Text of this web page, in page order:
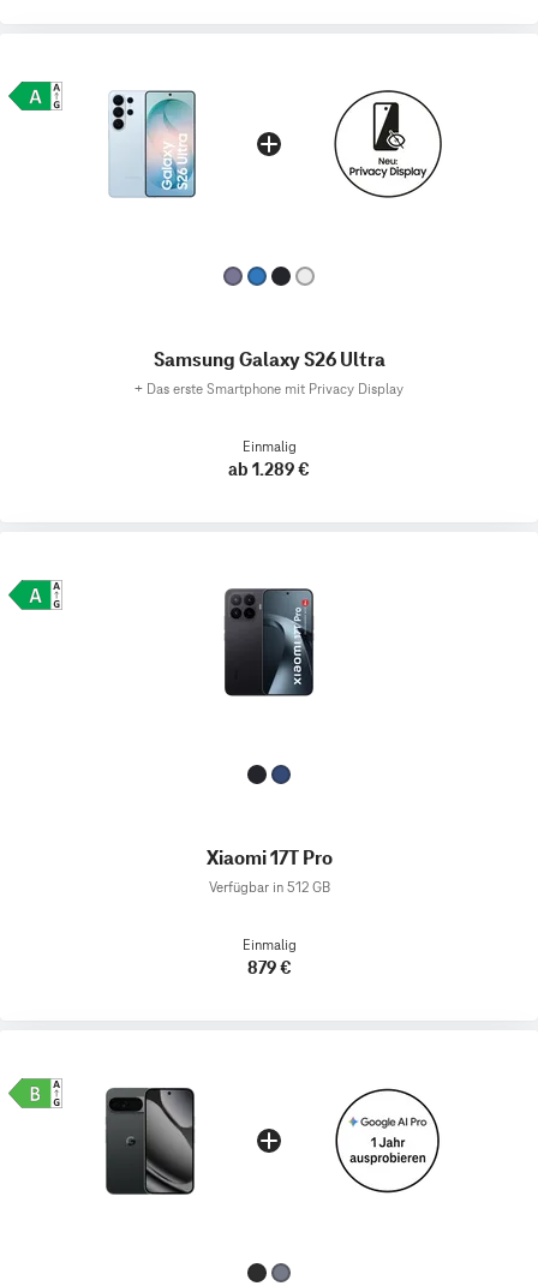
Samsung Galaxy S26 Ultra
+ Das erste Smartphone mit Privacy Display
Einmalig
ab 1.289 €
Xiaomi 17T Pro
Verfügbar in 512 GB
Einmalig
879 €